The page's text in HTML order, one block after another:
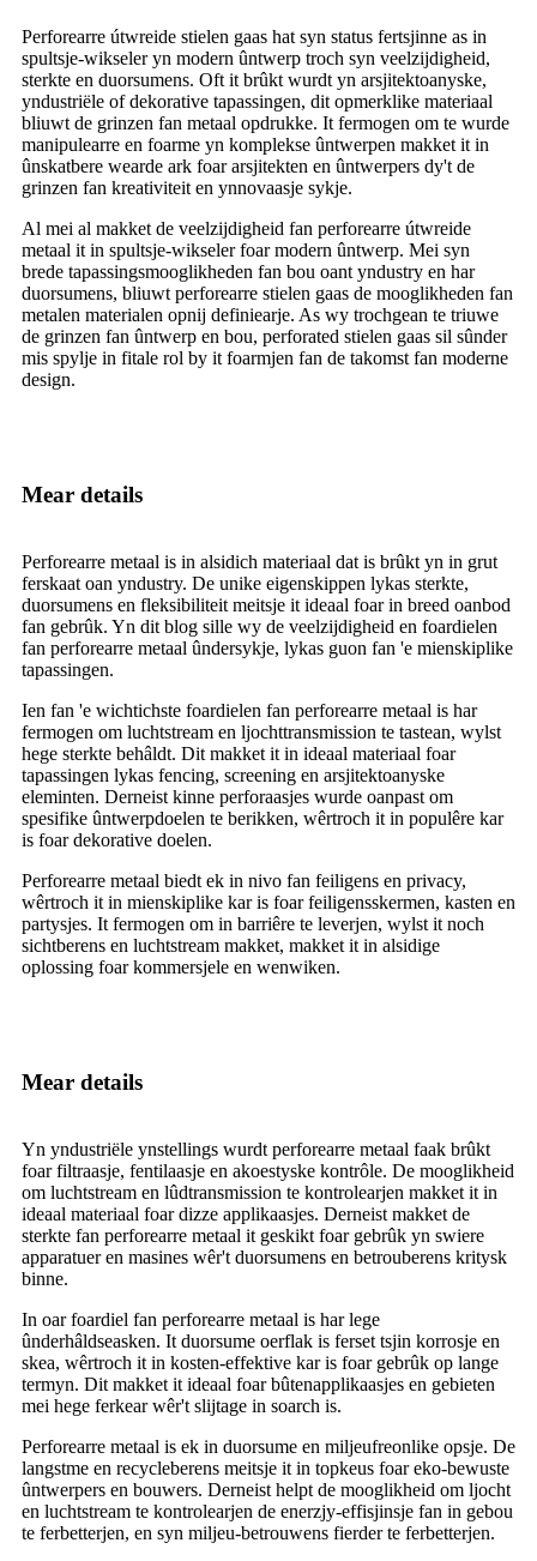
Perforearre útwreide stielen gaas hat syn status fertsjinne as in
spultsje-wikseler yn modern ûntwerp troch syn veelzijdigheid,
sterkte en duorsumens. Oft it brûkt wurdt yn arsjitektoanyske,
yndustriële of dekorative tapassingen, dit opmerklike materiaal
bliuwt de grinzen fan metaal opdrukke. It fermogen om te wurde
manipulearre en foarme yn komplekse ûntwerpen makket it in
ûnskatbere wearde ark foar arsjitekten en ûntwerpers dy't de
grinzen fan kreativiteit en ynnovaasje sykje.
Al mei al makket de veelzijdigheid fan perforearre útwreide
metaal it in spultsje-wikseler foar modern ûntwerp. Mei syn
brede tapassingsmooglikheden fan bou oant yndustry en har
duorsumens, bliuwt perforearre stielen gaas de mooglikheden fan
metalen materialen opnij definiearje. As wy trochgean te triuwe
de grinzen fan ûntwerp en bou, perforated stielen gaas sil sûnder
mis spylje in fitale rol by it foarmjen fan de takomst fan moderne
design.
Mear details
Perforearre metaal is in alsidich materiaal dat is brûkt yn in grut
ferskaat oan yndustry. De unike eigenskippen lykas sterkte,
duorsumens en fleksibiliteit meitsje it ideaal foar in breed oanbod
fan gebrûk. Yn dit blog sille wy de veelzijdigheid en foardielen
fan perforearre metaal ûndersykje, lykas guon fan 'e mienskiplike
tapassingen.
Ien fan 'e wichtichste foardielen fan perforearre metaal is har
fermogen om luchtstream en ljochttransmission te tastean, wylst
hege sterkte behâldt. Dit makket it in ideaal materiaal foar
tapassingen lykas fencing, screening en arsjitektoanyske
eleminten. Derneist kinne perforaasjes wurde oanpast om
spesifike ûntwerpdoelen te berikken, wêrtroch it in populêre kar
is foar dekorative doelen.
Perforearre metaal biedt ek in nivo fan feiligens en privacy,
wêrtroch it in mienskiplike kar is foar feiligensskermen, kasten en
partysjes. It fermogen om in barriêre te leverjen, wylst it noch
sichtberens en luchtstream makket, makket it in alsidige
oplossing foar kommersjele en wenwiken.
Mear details
Yn yndustriële ynstellings wurdt perforearre metaal faak brûkt
foar filtraasje, fentilaasje en akoestyske kontrôle. De mooglikheid
om luchtstream en lûdtransmission te kontrolearjen makket it in
ideaal materiaal foar dizze applikaasjes. Derneist makket de
sterkte fan perforearre metaal it geskikt foar gebrûk yn swiere
apparatuer en masines wêr't duorsumens en betrouberens kritysk
binne.
In oar foardiel fan perforearre metaal is har lege
ûnderhâldseasken. It duorsume oerflak is ferset tsjin korrosje en
skea, wêrtroch it in kosten-effektive kar is foar gebrûk op lange
termyn. Dit makket it ideaal foar bûtenapplikaasjes en gebieten
mei hege ferkear wêr't slijtage in soarch is.
Perforearre metaal is ek in duorsume en miljeufreonlike opsje. De
langstme en recycleberens meitsje it in topkeus foar eko-bewuste
ûntwerpers en bouwers. Derneist helpt de mooglikheid om ljocht
en luchtstream te kontrolearjen de enerzjy-effisjinsje fan in gebou
te ferbetterjen, en syn miljeu-betrouwens fierder te ferbetterjen.